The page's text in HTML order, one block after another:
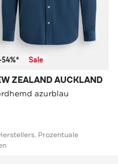
Sale
ZEALAND AUCKLAND
azurblau
Prozentuale